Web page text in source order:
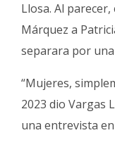
Llosa. Al
Márquez a
separara por
“Mujeres,
2023 dio Vargas
una entrevista